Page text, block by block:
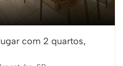
com 2 quartos,